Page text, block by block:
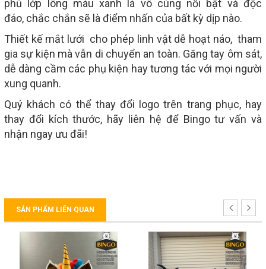
phủ lớp lông màu xanh lá vô cùng nối bật và độc
đáo, chắc chắn sẽ là điểm nhấn của bất kỳ dịp nào.
Thiết kế mắt lưới cho phép linh vật dễ hoạt náo, tham
gia sự kiện mà vẫn di chuyển an toàn. Găng tay ôm sát,
dễ dàng cầm các phụ kiện hay tương tác với mọi người
xung quanh.
Quý khách có thể thay đổi logo trên trang phục, hay
thay đổi kích thước, hãy liên hệ để Bingo tư vấn và
nhận ngay ưu đãi!
SẢN PHẨM LIÊN QUAN